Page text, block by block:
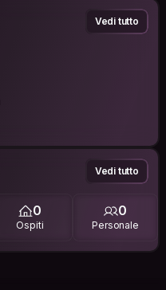
Vedi tutto
Vedi tutto
0
Ospiti
0
Personale